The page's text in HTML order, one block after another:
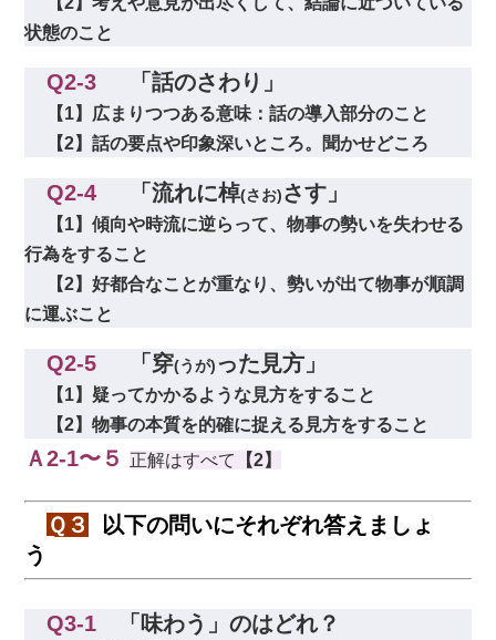
状態のこと
Q2-3 「話のさわり」
【1】広まりつつある意味：話の導入部分のこと
【2】話の要点や印象深いところ。聞かせどころ
Q2-4 「流れに棹(さお)さす」
【1】傾向や時流に逆らって、物事の勢いを失わせる
行為をすること
【2】好都合なことが重なり、勢いが出て物事が順調
に運ぶこと
Q2-5 「穿(うが)った見方」
【1】疑ってかかるような見方をすること
【2】物事の本質を的確に捉える見方をすること
Ａ2-1〜５ 正解はすべて 【2】
Ｑ３
以下の問いにそれぞれ答えましょ
う
Q3-1
「味わう」のはどれ？